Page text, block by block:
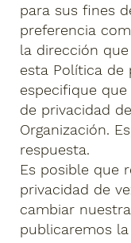
para sus fines
preferencia
la dirección
esta Política de
especifique que
de privacidad
Organización.
respuesta.
Es posible que
privacidad de
cambiar
publicaremos